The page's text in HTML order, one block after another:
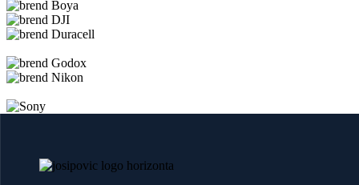
1.770,00 RSD.